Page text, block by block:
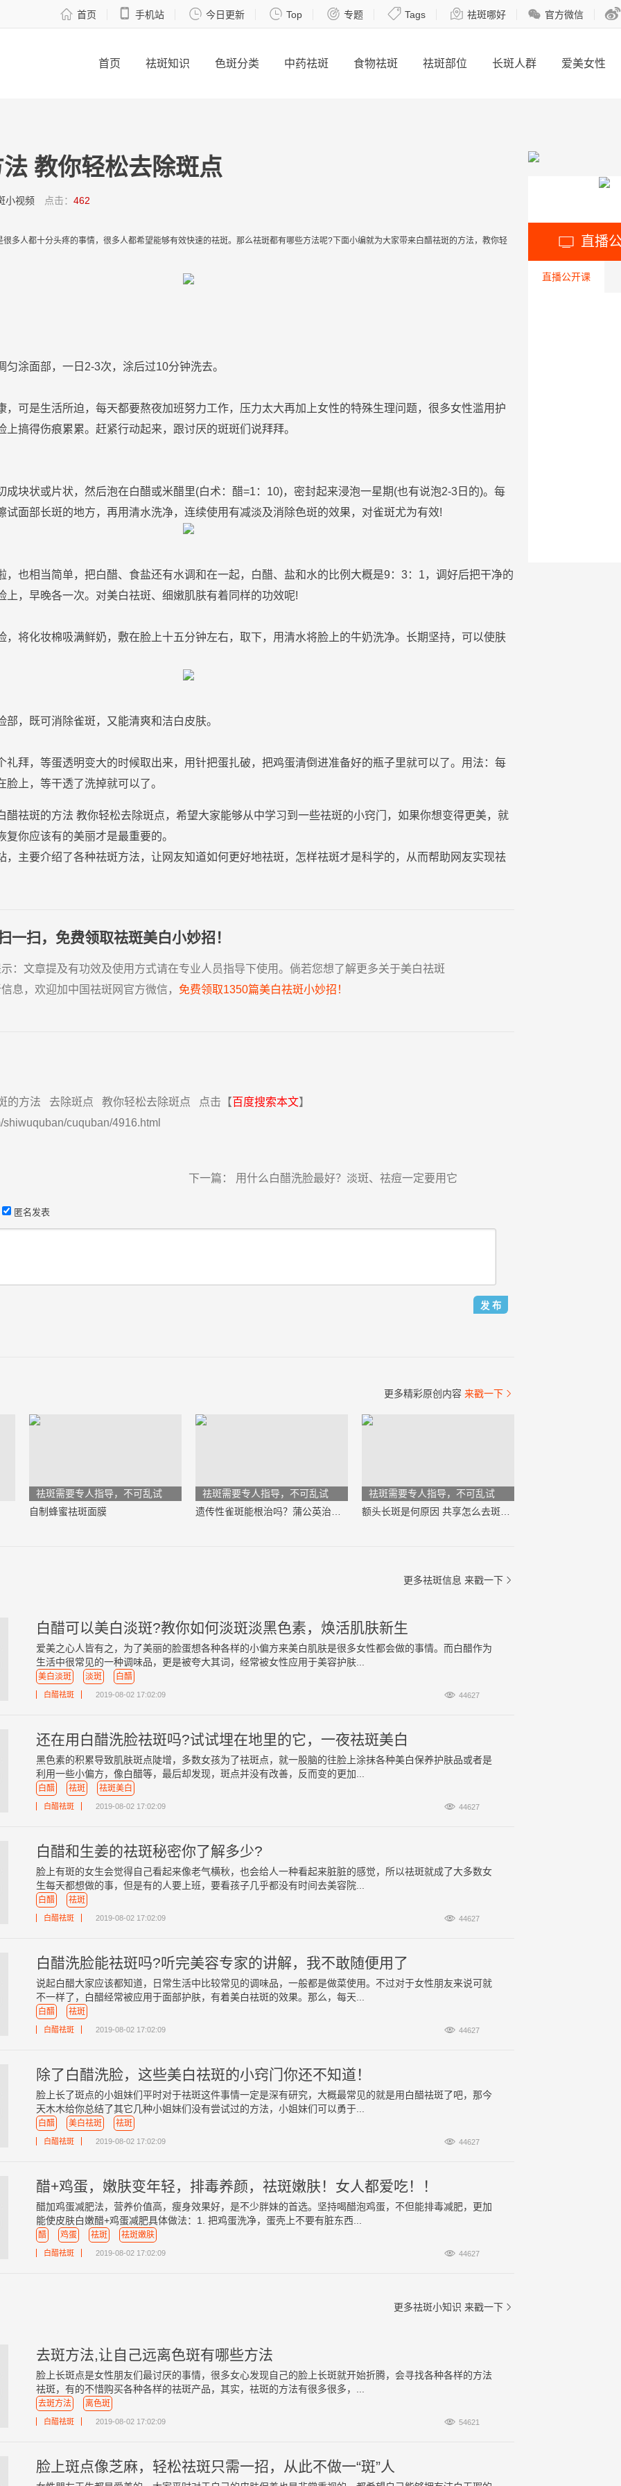
 首页  手机站  今日更新  Top  专题  Tags  祛斑哪好  官方微信 
首页 祛斑知识 色斑分类 中药祛斑 食物祛斑 祛斑部位 长斑人群 爱美女性
教你轻松去除斑点
小视频 点击： 462
很多人都十分头疼的事情，很多人都希望能够有效快速的祛斑。那么祛斑都有哪些方法呢?下面小编就为大家带来白醋祛斑的方法，教你轻
匀涂面部，一日2-3次，涂后过10分钟洗去。
，可是生活所迫，每天都要熬夜加班努力工作，压力太大再加上女性的特殊生理问题，很多女性滥用护
上搞得伤痕累累。赶紧行动起来，跟讨厌的斑斑们说拜拜。
成块状或片状，然后泡在白醋或米醋里(白术： 醋=1：10)，密封起来浸泡一星期(也有说泡2-3日的)。每
试面部长斑的地方，再用清水洗净，连续使用有减淡及消除色斑的效果，对雀斑尤为有效!
，也相当简单，把白醋、食盐还有水调和在一起，白醋、盐和水的比例大概是9：3：1，调好后把干净的
上，早晚各一次。对美白祛斑、细嫩肌肤有着同样的功效呢!
，将化妆棉吸满鲜奶，敷在脸 上十五分钟左右，取下，用清水将脸 上的牛奶洗净。长期坚持，可以使肤
部，既可消除雀斑，又能清爽和洁白皮肤。
礼拜，等蛋透明变大的时候取出来，用针把蛋扎破，把鸡蛋清倒进准备好的瓶子里就可以了。用法：每
脸 上，等干透了洗掉就可以了。
醋祛斑的方法 教你轻松去除斑点，希望大家能够从中学习到一些祛斑的小窍门，如果你想变得更美，就
你应该有的美丽才是最重要的。
，主要介绍了各种祛斑方法，让网友知道如何更好地祛斑，怎样祛斑才是科学的，从而帮助网友实现祛
一扫，免费领取祛斑美白小妙招！
： 文章提及有功效及使用方式请在专业人员指导下使用。倘若您想了解更多关于美白祛斑
息，欢迎加中国祛斑网官方微信， 免费领取1350篇美白祛斑小妙招！
的方法 去除斑点 教你轻松去除斑点 点击【百度搜索本文】
cuquban/4916.html
下一篇： 用什么白醋洗脸最好？淡斑、祛痘一定要用它
匿名发表
更多精彩原创内容 来戳一下 
祛斑需要专人指导，不可乱试
自制蜂蜜祛斑面膜
祛斑需要专人指导，不可乱试
遗传性雀斑能根治吗？蒲公英治疗雀斑方法
祛斑需要专人指导，不可乱试
额头长斑是何原因 共享怎么去斑效果最好
更多祛斑信息 来戳一下 
白醋可以美白淡斑?教你如何淡斑淡黑色素，焕活肌肤新生
爱美之心人皆有之，为了美丽的脸蛋想各种各样的小偏方来美白肌肤是很多女性都会做的事情。而白醋作为
生活中很常见的一种调味品，更是被夸大其词，经常被女性应用于美容护肤...
美白淡斑 淡斑 白醋
 44627
白醋祛斑 2019-08-02 17:02:09
还在用白醋洗脸祛斑吗?试试埋在地里的它，一夜祛斑美白
黑色素的积累导致肌肤斑点陡增，多数女孩为了祛斑点，就一股脑的往脸上涂抹各种美白保养护肤品或者是
利用一些小偏方，像白醋等，最后却发现，斑点并没有改善，反而变的更加...
白醋 祛斑 祛斑美白
 44627
白醋祛斑 2019-08-02 17:02:09
白醋和生姜的祛斑秘密你了解多少?
脸上有斑的女生会觉得自己看起来像老气横秋，也会给人一种看起来脏脏的感觉，所以祛斑就成了大多数女
生每天都想做的事，但是有的人要上班，要看孩子几乎都没有时间去美容院...
白醋 祛斑
 44627
白醋祛斑 2019-08-02 17:02:09
白醋洗脸能祛斑吗?听完美容专家的讲解，我不敢随便用了
说起白醋大家应该都知道，日常生活中比较常见的调味品，一般都是做菜使用。不过对于女性朋友来说可就
不一样了，白醋经常被应用于面部护肤，有着美白祛斑的效果。那么，每天...
白醋 祛斑
 44627
白醋祛斑 2019-08-02 17:02:09
除了白醋洗脸，这些美白祛斑的小窍门你还不知道！
脸上长了斑点的小姐妹们平时对于祛斑这件事情一定是深有研究，大概最常见的就是用白醋祛斑了吧，那今
天木木给你总结了其它几种小姐妹们没有尝试过的方法，小姐妹们可以勇于...
白醋 美白祛斑 祛斑
 44627
白醋祛斑 2019-08-02 17:02:09
醋+鸡蛋，嫩肤变年轻，排毒养颜，祛斑嫩肤！女人都爱吃！！
醋加鸡蛋减肥法，营养价值高，瘦身效果好，是不少胖妹的首选。坚持喝醋泡鸡蛋，不但能排毒减肥，更加
能使皮肤白嫩醋+鸡蛋减肥具体做法：1. 把鸡蛋洗净，蛋壳上不要有脏东西...
醋 鸡蛋 祛斑 祛斑嫩肤
 44627
白醋祛斑 2019-08-02 17:02:09
更多祛斑小知识 来戳一下 
去斑方法,让自己远离色斑有哪些方法
脸上长斑点是女性朋友们最讨厌的事情，很多女心发现自己的脸上长斑就开始折腾，会寻找各种各样的方法
祛斑，有的不惜购买各种各样的祛斑产品，其实，祛斑的方法有很多很多，...
去斑方法 离色斑
 54621
白醋祛斑 2019-08-02 17:02:09
脸上斑点像芝麻，轻松祛斑只需一招，从此不做一“斑”人
 直播
直播公开课